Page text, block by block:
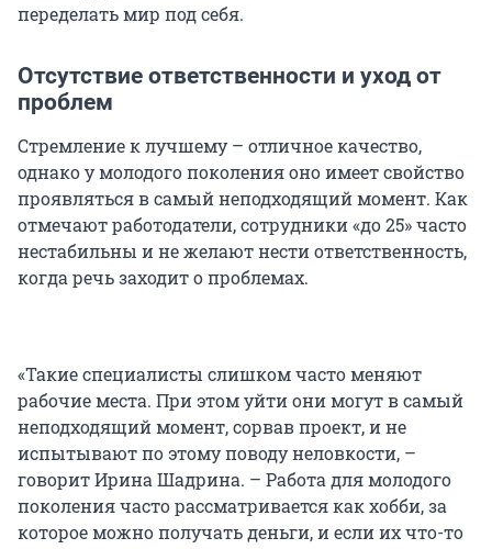
переделать мир под себя.
Отсутствие ответственности и уход от
проблем
Стремление к лучшему – отличное качество,
однако у молодого поколения оно имеет свойство
проявляться в самый неподходящий момент. Как
отмечают работодатели, сотрудники «до 25» часто
нестабильны и не желают нести ответственность,
когда речь заходит о проблемах.
«Такие специалисты слишком часто меняют
рабочие места. При этом уйти они могут в самый
неподходящий момент, сорвав проект, и не
испытывают по этому поводу неловкости, –
говорит Ирина Шадрина. – Работа для молодого
поколения часто рассматривается как хобби, за
которое можно получать деньги, и если их что-то